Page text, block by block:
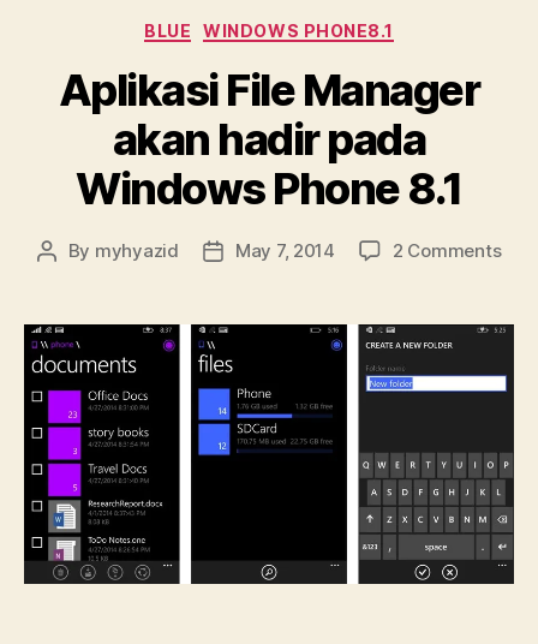
Categories
BLUE WINDOWS PHONE8.1
Aplikasi File Manager
akan hadir pada
Windows Phone 8.1
Post
By myhyazid
PostMay 7, 2014 2 Commentson